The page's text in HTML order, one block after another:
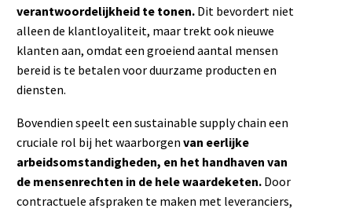
verantwoordelijkheid te tonen. Dit bevordert niet
alleen de klantloyaliteit, maar trekt ook nieuwe
klanten aan, omdat een groeiend aantal mensen
bereid is te betalen voor duurzame producten en
diensten.
Bovendien speelt een sustainable supply chain een
cruciale rol bij het waarborgen van eerlijke
arbeidsomstandigheden, en het handhaven van
de mensenrechten in de hele waardeketen. Door
contractuele afspraken te maken met leveranciers,